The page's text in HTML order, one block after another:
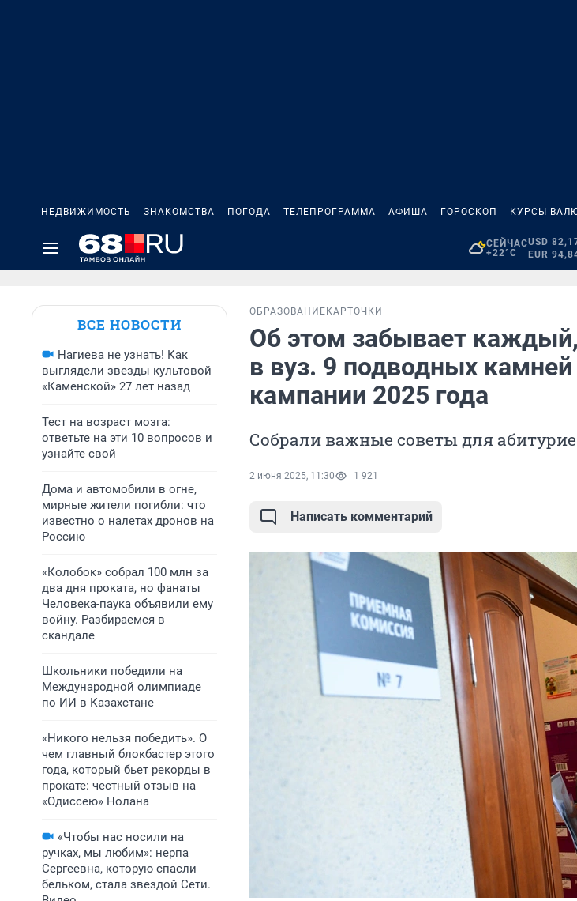
НЕДВИЖИМОСТЬ ЗНАКОМСТВА ПОГОДА ТЕЛЕПРОГРАММА АФИША ГОРОСКОП КУРСЫ
СЕЙЧАС
+22°C
USD
EUR
ВСЕ НОВОСТИ
Нагиева не узнать! Как
выглядели звезды культовой
«Каменской» 27 лет назад
Тест на возраст мозга:
ответьте на эти 10 вопросов и
узнайте свой
Дома и автомобили в огне,
мирные жители погибли: что
известно о налетах дронов на
Россию
«Колобок» собрал 100 млн за
два дня проката, но фанаты
Человека-паука объявили ему
войну. Разбираемся в
скандале
Школьники победили на
Международной олимпиаде
по ИИ в Казахстане
«Никого нельзя победить». О
чем главный блокбастер этого
года, который бьет рекорды в
прокате: честный отзыв на
«Одиссею» Нолана
«Чтобы нас носили на
ручках, мы любим»: нерпа
Сергеевна, которую спасли
бельком, стала звездой Сети.
ОБРАЗОВАНИЕ КАРТОЧКИ
Об этом забывает
в вуз. 9 подводных
кампании 2025 года
Собрали важные советы для
2 июня 2025, 11:30 1 921
Написать комментарий